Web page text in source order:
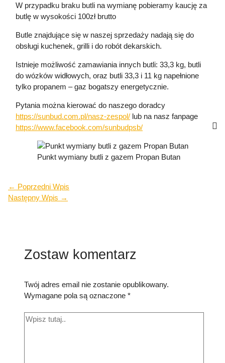
W przypadku braku butli na wymianę pobieramy kaucję za
butlę w wysokości 100zł brutto
Butle znajdujące się w naszej sprzedaży nadają się do
obsługi kuchenek, grilli i do robót dekarskich.
Istnieje możliwość zamawiania innych butli: 33,3 kg, butli
do wózków widłowych, oraz butli 33,3 i 11 kg napełnione
tylko propanem – gaz bogatszy energetycznie.
Pytania można kierować do naszego doradcy
https://sunbud.com.pl/nasz-zespol/ lub na nasz fanpage
https://www.facebook.com/sunbudpsb/
Punkt wymiany butli z gazem Propan Butan
← Poprzedni Wpis
Następny Wpis →
Zostaw komentarz
Twój adres email nie zostanie opublikowany.
Wymagane pola są oznaczone*